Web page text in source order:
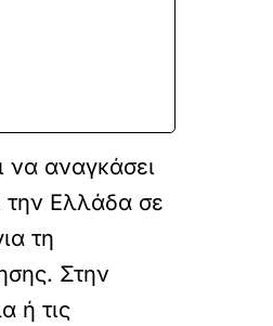
να αναγκάσει
την Ελλάδα σε
τη
Στην
ή τις